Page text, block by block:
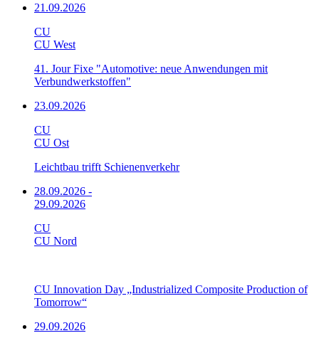
21.09.2026
CU
CU West
41. Jour Fixe "Automotive: neue Anwendungen mit
Verbundwerkstoffen"
23.09.2026
CU
CU Ost
Leichtbau trifft Schienenverkehr
28.09.2026 -
29.09.2026
CU
CU Nord
CU Innovation Day „Industrialized Composite Production of
Tomorrow“
29.09.2026